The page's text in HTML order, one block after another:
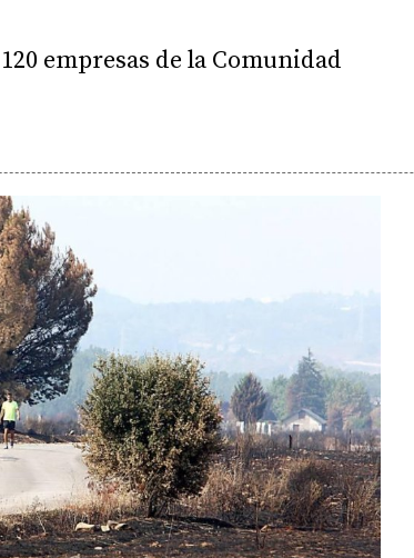
empresas de la Comunidad